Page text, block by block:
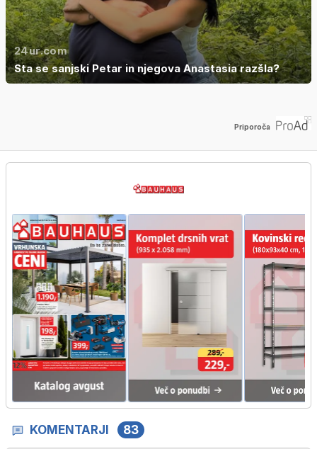
24ur.com
Sta se sanjski Petar in njegova Anastasia razšla?
Priporoča
KOMENTARJI 83